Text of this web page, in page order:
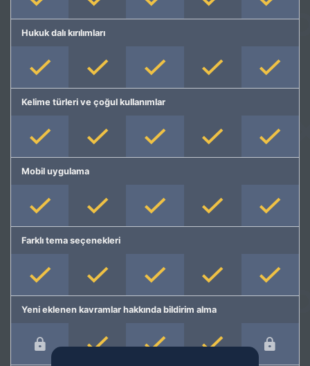
Hukuk dalı kırılımları
Kelime türleri ve çoğul kullanımlar
Mobil uygulama
Farklı tema seçenekleri
Yeni eklenen kavramlar hakkında bildirim alma